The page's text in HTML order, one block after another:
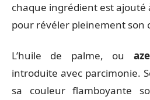
chaque ingrédient est ajouté
pour révéler pleinement son
L’huile de palme, ou
introduite avec parcimonie.
sa couleur flamboyante